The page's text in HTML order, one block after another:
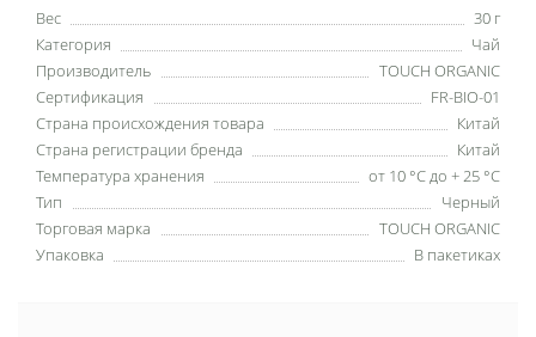
Вес
30 г
Категория
Чай
Производитель
TOUCH ORGANIC
Сертификация
FR-BIO-01
Страна происхождения товара
Китай
Страна регистрации бренда
Китай
Температура хранения
от 10 °С до + 25 °С
Тип
Черный
Торговая марка
TOUCH ORGANIC
Упаковка
В пакетиках